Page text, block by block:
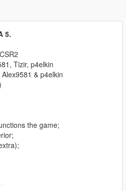
5.
Tizir, p4elkin
& p4elkin
the game;